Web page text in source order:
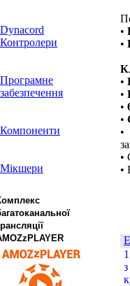
Dynacord
Контролери
Програмне
забезпечення
Компоненти
Мікшери
•
•
•
•
•
•
•
•
•